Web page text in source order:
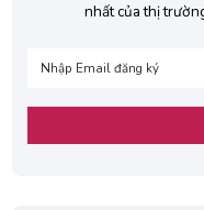
nhất của thị